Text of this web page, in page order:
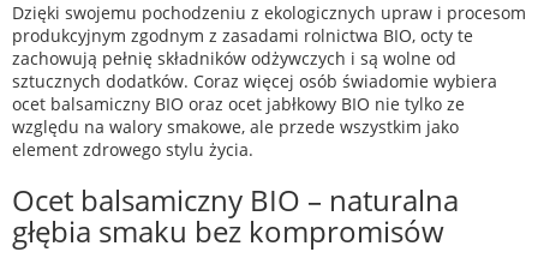
Dzięki swojemu pochodzeniu z ekologicznych upraw i procesom
produkcyjnym zgodnym z zasadami rolnictwa BIO, octy te
zachowują pełnię składników odżywczych i są wolne od
sztucznych dodatków. Coraz więcej osób świadomie wybiera
ocet balsamiczny BIO oraz ocet jabłkowy BIO nie tylko ze
względu na walory smakowe, ale przede wszystkim jako
element zdrowego stylu życia.
Ocet balsamiczny BIO – naturalna
głębia smaku bez kompromisów